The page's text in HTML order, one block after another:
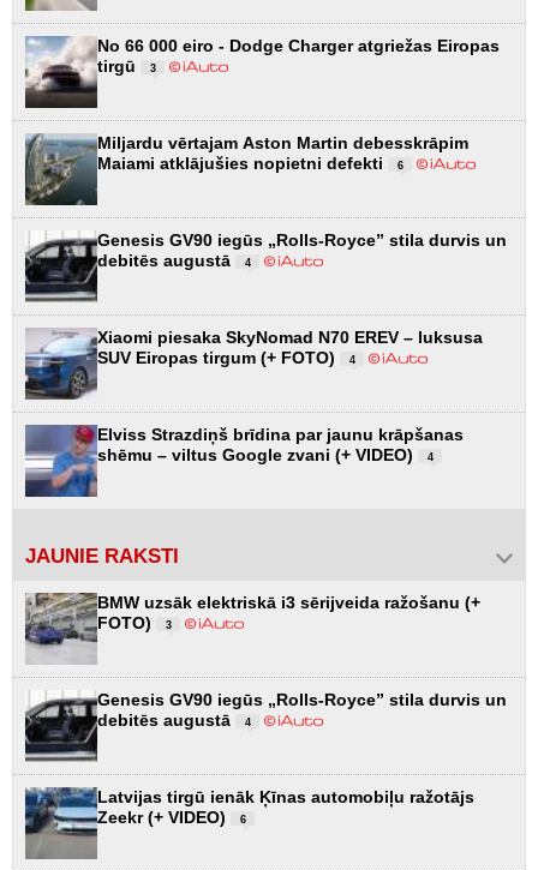
No 66 000 eiro - Dodge Charger atgriežas Eiropas
tirgū
3
Miljardu vērtajam Aston Martin debesskrāpim
Maiami atklājušies nopietni defekti
6
Genesis GV90 iegūs „Rolls-Royce” stila durvis un
debitēs augustā
4
Xiaomi piesaka SkyNomad N70 EREV – luksusa
SUV Eiropas tirgum (+ FOTO)
4
Elviss Strazdiņš brīdina par jaunu krāpšanas
shēmu – viltus Google zvani (+ VIDEO)
4
JAUNIE RAKSTI
BMW uzsāk elektriskā i3 sērijveida ražošanu (+
FOTO)
3
Genesis GV90 iegūs „Rolls-Royce” stila durvis un
debitēs augustā
4
Latvijas tirgū ienāk Ķīnas automobiļu ražotājs
Zeekr (+ VIDEO)
6